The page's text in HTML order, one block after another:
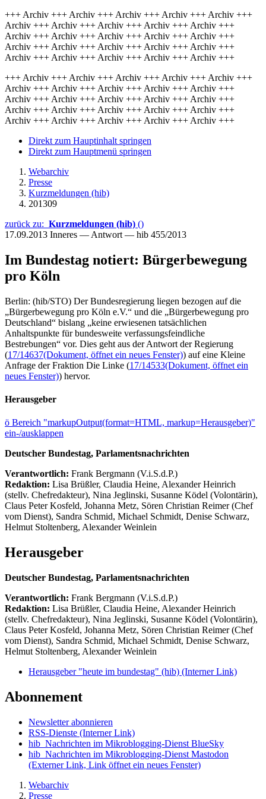
+++ Archiv +++ Archiv +++ Archiv +++ Archiv +++ Archiv +++
Archiv +++ Archiv +++ Archiv +++ Archiv +++ Archiv +++
Archiv +++ Archiv +++ Archiv +++ Archiv +++ Archiv +++
Archiv +++ Archiv +++ Archiv +++ Archiv +++ Archiv +++
Archiv +++ Archiv +++ Archiv +++ Archiv +++ Archiv +++
+++ Archiv +++ Archiv +++ Archiv +++ Archiv +++ Archiv +++
Archiv +++ Archiv +++ Archiv +++ Archiv +++ Archiv +++
Archiv +++ Archiv +++ Archiv +++ Archiv +++ Archiv +++
Archiv +++ Archiv +++ Archiv +++ Archiv +++ Archiv +++
Archiv +++ Archiv +++ Archiv +++ Archiv +++ Archiv +++
Direkt zum Hauptinhalt springen
Direkt zum Hauptmenü springen
Webarchiv
Presse
Kurzmeldungen (hib)
201309
zurück zu: Kurzmeldungen (hib) ()
17.09.2013 Inneres — Antwort — hib 455/2013
Im Bundestag notiert: Bürgerbewegung
pro Köln
Berlin: (hib/STO) Der Bundesregierung liegen bezogen auf die
„Bürgerbewegung pro Köln e.V.“ und die „Bürgerbewegung pro
Deutschland“ bislang „keine erwiesenen tatsächlichen
Anhaltspunkte für bundesweite verfassungsfeindliche
Bestrebungen“ vor. Dies geht aus der Antwort der Regierung
(17/14637(Dokument, öffnet ein neues Fenster)) auf eine Kleine
Anfrage der Fraktion Die Linke (17/14533(Dokument, öffnet ein
neues Fenster)) hervor.
Herausgeber
ö Bereich "markupOutput(format=HTML, markup=Herausgeber)"
ein-/ausklappen
Deutscher Bundestag, Parlamentsnachrichten
Verantwortlich: Frank Bergmann (V.i.S.d.P.)
Redaktion: Lisa Brüßler, Claudia Heine, Alexander Heinrich
(stellv. Chefredakteur), Nina Jeglinski, Susanne Ködel (Volontärin),
Claus Peter Kosfeld, Johanna Metz, Sören Christian Reimer (Chef
vom Dienst), Sandra Schmid, Michael Schmidt, Denise Schwarz,
Helmut Stoltenberg, Alexander Weinlein
Herausgeber
Deutscher Bundestag, Parlamentsnachrichten
Verantwortlich: Frank Bergmann (V.i.S.d.P.)
Redaktion: Lisa Brüßler, Claudia Heine, Alexander Heinrich
(stellv. Chefredakteur), Nina Jeglinski, Susanne Ködel (Volontärin),
Claus Peter Kosfeld, Johanna Metz, Sören Christian Reimer (Chef
vom Dienst), Sandra Schmid, Michael Schmidt, Denise Schwarz,
Helmut Stoltenberg, Alexander Weinlein
Herausgeber "heute im bundestag" (hib) (Interner Link)
Abonnement
Newsletter abonnieren
RSS-Dienste (Interner Link)
hib_Nachrichten im Mikroblogging-Dienst BlueSky
hib_Nachrichten im Mikroblogging-Dienst Mastodon
(Externer Link, Link öffnet ein neues Fenster)
Webarchiv
Presse